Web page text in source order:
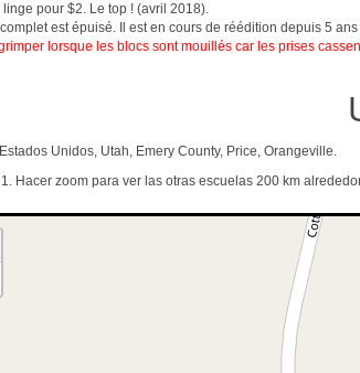
linge pour $2. Le top ! (avril 2018).
est épuisé. Il est en cours de réédition depuis 5
lorsque les blocs sont mouillés car les prises
Estados Unidos, Utah, Emery County, Price, Orangeville.
1. Hacer zoom para ver las otras escuelas 200 km